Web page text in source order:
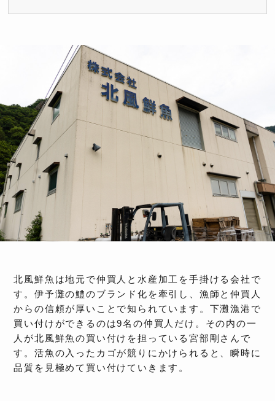
北風鮮魚は地元で仲買人と水産加工を手掛ける会社で
す。伊予灘の鱧のブランド化を牽引し、漁師と仲買人
からの信頼が厚いことで知られています。下灘漁港で
買い付けができるのは9名の仲買人だけ。その内の一
人が北風鮮魚の買い付けを担っている宮部剛さんで
す。活魚の入ったカゴが競りにかけられると、瞬時に
品質を見極めて買い付けていきます。